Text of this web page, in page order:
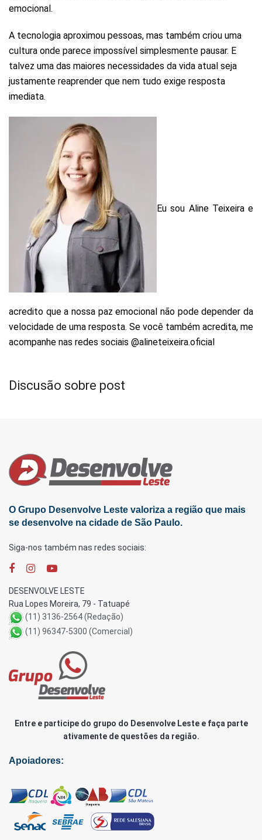
emocional.
A tecnologia aproximou pessoas, mas também criou uma
cultura onde parece impossível simplesmente pausar. E
talvez uma das maiores necessidades da vida atual seja
justamente reaprender que nem tudo exige resposta
imediata.
Eu sou Aline Teixeira e
acredito que a nossa paz emocional não pode depender da
velocidade de uma resposta. Se você também acredita, me
acompanhe nas redes sociais @alineteixeira.oficial
Discusão sobre post
O Grupo Desenvolve Leste valoriza a região que mais
se desenvolve na cidade de São Paulo.
Siga-nos também nas redes sociais:
DESENVOLVE LESTE
Rua Lopes Moreira, 79 - Tatuapé
(11) 3136-2564 (Redação)
(11) 96347-5300 (Comercial)
Entre e participe do grupo do Desenvolve Leste e faça parte
ativamente de questões da região.
Apoiadores: